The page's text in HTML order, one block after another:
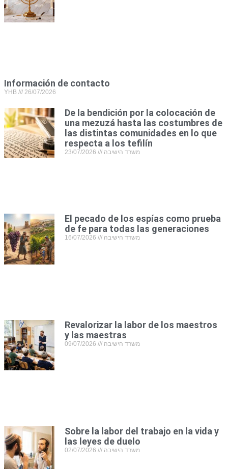
Información de contacto
YHB 26/07/2026
De la bendición por la colocación de
una mezuzá hasta las costumbres de
las distintas comunidades en lo que
respecta a los tefilín
משרד הישיבה 23/07/2026
El pecado de los espías como prueba
de fe para todas las generaciones
משרד הישיבה 16/07/2026
Revalorizar la labor de los maestros
y las maestras
משרד הישיבה 09/07/2026
Sobre la labor del trabajo en la vida y
las leyes de duelo
משרד הישיבה 02/07/2026